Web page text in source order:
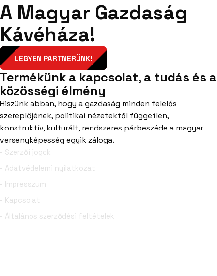
A Magyar Gazdaság
Kávéháza!
LEGYEN PARTNERÜNK!
Termékünk a kapcsolat, a tudás és a
közösségi élmény
Hiszünk abban, hogy a gazdaság minden felelős
szereplőjének, politikai nézetektől független,
konstruktív, kulturált, rendszeres párbeszéde a magyar
versenyképesség egyik záloga.
- Szerzői jogok
- Adatvédelemi nyilatkozat
- Impresszum
- Kapcsolat
- Általános szerződési feltételek